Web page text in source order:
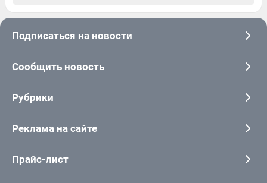
Подписаться на новости
Сообщить новость
Рубрики
Реклама на сайте
Прайс-лист